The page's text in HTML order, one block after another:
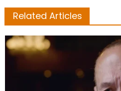
Related Articles